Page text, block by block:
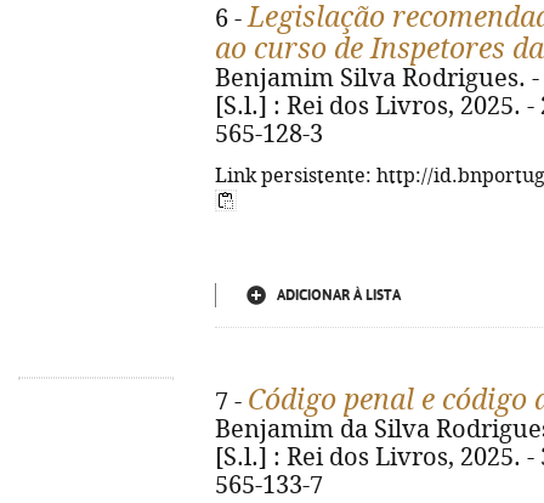
6 -Legislação
ao curso de Inspetores
Benjamim Silva Rodrigues.
[S.l.] : Rei dos Livros, 2025. -
565-128-3
Link persistente: http://
ADICIONAR À LISTA
7 - Código penal e código
Benjamim da Silva
[S.l.] : Rei dos Livros, 2025. -
565-133-7